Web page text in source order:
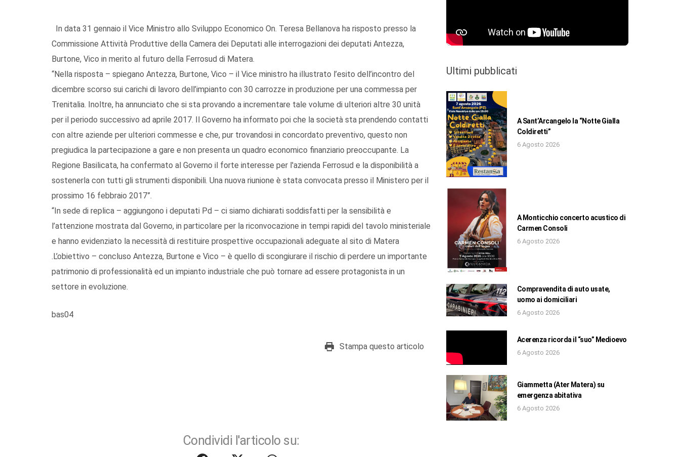
In data 31 gennaio il Vice Ministro allo Sviluppo Economico On. Teresa Bellanova ha risposto presso la
Commissione Attività Produttive della Camera dei Deputati alle interrogazioni dei deputati Antezza,
Burtone, Vico in merito al futuro della Ferrosud di Matera.
“Nella risposta – spiegano Antezza, Burtone, Vico – il Vice ministro ha illustrato l’esito dell’incontro del
dicembre scorso sui carichi di lavoro dell’impianto con 30 carrozze in produzione per una commessa per
Trenitalia. Inoltre, ha annunciato che si sta provando a incrementare tale volume di ulteriori altre 30 unità
per il periodo successivo ad aprile 2017. Il Governo ha informato poi che la società sta prendendo contatti
con altre aziende per ulteriori commesse e che, pur trovandosi in concordato preventivo, questo non
pregiudica la partecipazione a gare e non presenta un quadro economico finanziario preoccupante. La
Regione Basilicata, ha confermato al Governo il forte interesse per l'azienda Ferrosud e la disponibilità a
sostenerla con tutti gli strumenti disponibili. Una nuova riunione è stata convocata presso il Ministero per il
prossimo 16 febbraio 2017”.
“In sede di replica – aggiungono i deputati Pd – ci siamo dichiarati soddisfatti per la sensibilità e
l’attenzione mostrata dal Governo, in particolare per la riconvocazione in tempi rapidi del tavolo ministeriale
e hanno evidenziato la necessità di restituire prospettive occupazionali adeguate al sito di Matera
.L’obiettivo – concluso Antezza, Burtone e Vico – è quello di scongiurare il rischio di perdere un importante
patrimonio di professionalità ed un impianto industriale che può tornare ad essere protagonista in un
settore in evoluzione.
bas04
Stampa questo articolo
Condividi l'articolo su:
Ultimi pubblicati
A Sant’Arcangelo la “Notte Gialla
Coldiretti”
6 Agosto 2026
A Monticchio concerto acustico di
Carmen Consoli
6 Agosto 2026
Compravendita di auto usate,
uomo ai domiciliari
6 Agosto 2026
Acerenza ricorda il “suo” Medioevo
6 Agosto 2026
Giammetta (Ater Matera) su
emergenza abitativa
6 Agosto 2026